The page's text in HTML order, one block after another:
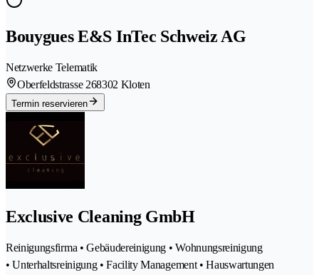
Bouygues E&S InTec Schweiz AG
Netzwerke Telematik
Oberfeldstrasse 268302 Kloten
Termin reservieren
Exclusive Cleaning GmbH
Reinigungsfirma • Gebäudereinigung • Wohnungsreinigung
• Unterhaltsreinigung • Facility Management • Hauswartungen